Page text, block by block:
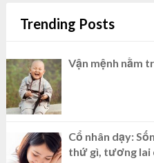
Trending Posts
Vận mệnh nằm
Cổ nhân dạy:
thứ gì, tương lai